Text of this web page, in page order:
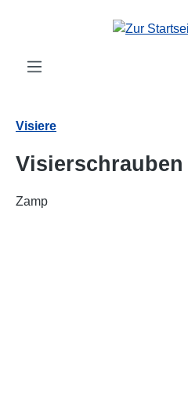
Visiere
Visierschrauben
Zamp